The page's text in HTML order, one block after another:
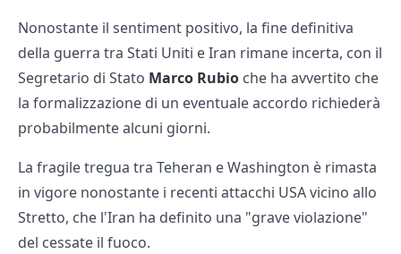
Nonostante il sentiment positivo, la fine definitiva
della guerra tra Stati Uniti e Iran rimane incerta, con il
Segretario di Stato Marco Rubio che ha avvertito che
la formalizzazione di un eventuale accordo richiederà
probabilmente alcuni giorni.
La fragile tregua tra Teheran e Washington è rimasta
in vigore nonostante i recenti attacchi USA vicino allo
Stretto, che l'Iran ha definito una "grave violazione"
del cessate il fuoco.